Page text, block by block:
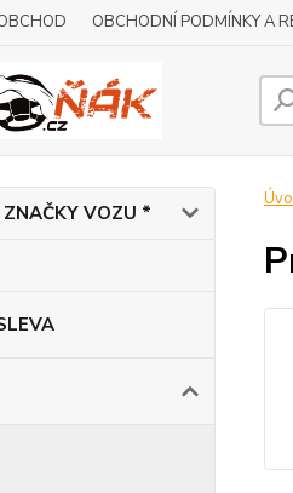
OBCHODNÍ PODMÍNKY A
VOZU *